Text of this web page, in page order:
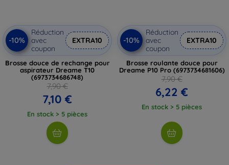
-10%
Réduction
avec
coupon
EXTRA10
Brosse douce de rechange pour
aspirateur Dreame T10
(6973734686748)
7,90 €
7,10 €
En stock > 5 pièces
-10%
Réduction
avec
coupon
EXTRA10
Brosse roulante douce pour
Dreame P10 Pro (6973734681606)
7,90 €
6,22 €
En stock > 5 pièces